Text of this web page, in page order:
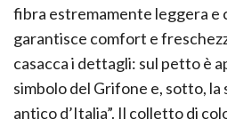
fibra estremamente leggera e
garantisce comfort e
casacca i dettagli: sul petto è
simbolo del Grifone e, sotto, la
antico d’Italia”. Il colletto di